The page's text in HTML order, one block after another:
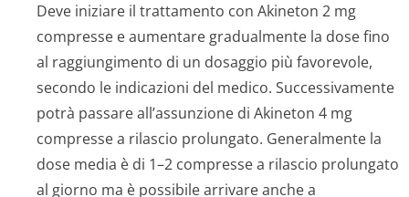
Deve iniziare il trattamento con Akineton 2 mg
compresse e aumentare gradualmente la dose fino
al raggiungimento di un dosaggio più favorevole,
secondo le indicazioni del medico. Successivamente
potrà passare all’assunzione di Akineton 4 mg
compresse a rilascio prolungato. Generalmente la
dose media è di 1–2 compresse a rilascio prolungato
al giorno ma è possibile arrivare anche a